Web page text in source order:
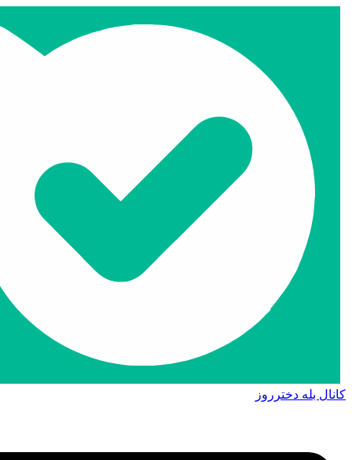
کانال بله دخترروز